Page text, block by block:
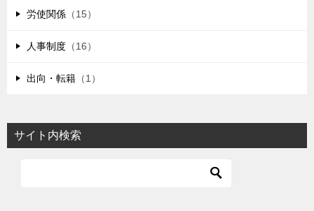
労使関係 （15）
人事制度 （16）
出向・転籍 （1）
サイト内検索